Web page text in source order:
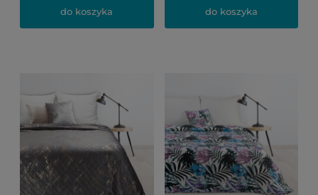
do koszyka do koszyka